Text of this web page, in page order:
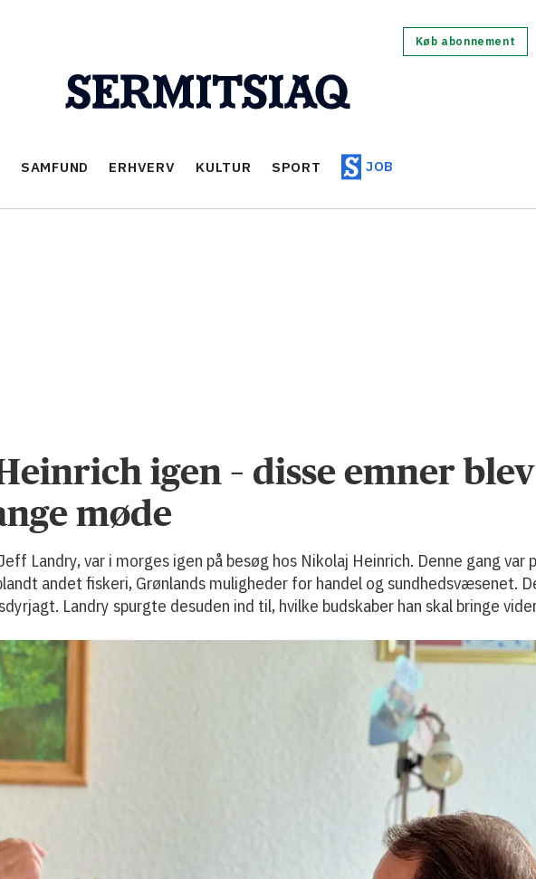
Køb abonnement
SAMFUND ERHVERV KULTUR SPORT JOB
igen – disse emner
møde
Landry, var i morges igen på besøg hos Nikolaj Heinrich. Denne gang var
andet fiskeri, Grønlands muligheder for handel og sundhedsvæsenet.
Landry spurgte desuden ind til, hvilke budskaber han skal bringe